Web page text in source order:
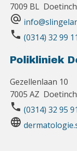
7009 BL
alternate_email
phone (0314) 32 99 11
Polikliniek
Gezellenlaan 10
7005 AZ
phone (0314) 32 95 91
language